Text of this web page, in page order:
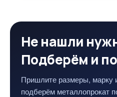
Не нашли
Подберём и
Пришлите размеры,
подберём металлопрокат